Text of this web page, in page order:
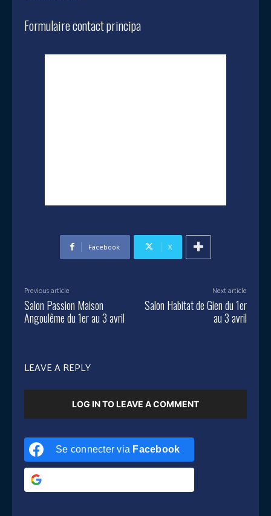
Formulaire contact principa
Facebook X
Previous article
Salon Passion Maison
Angoulême du 1er au 3 avril
Next article
Salon Habitat de Gien du 1er
au 3 avril
LEAVE A REPLY
LOG IN TO LEAVE A COMMENT
Se connecter via Facebook